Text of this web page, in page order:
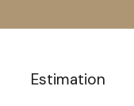
estimation